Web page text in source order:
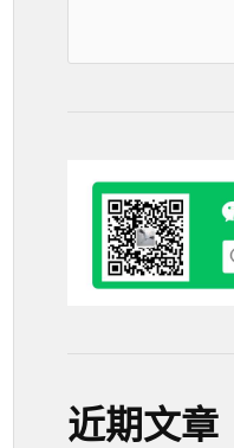
近期文章